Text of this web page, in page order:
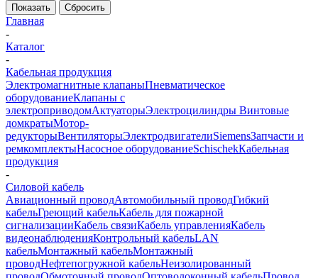
Показать Сбросить
Главная
-
Каталог
-
Кабельная продукция
Электромагнитные клапаныПневматическое
оборудованиеКлапаны с
электроприводомАктуаторыЭлектроцилиндры Винтовые
домкратыМотор-
редукторыВентиляторыЭлектродвигателиSiemensЗапчасти и
ремкомплектыНасосное оборудованиеSchischekКабельная
продукция
-
Силовой кабель
Авиационный проводАвтомобильный проводГибкий
кабельГреющий кабельКабель для пожарной
сигнализацииКабель связиКабель управленияКабель
видеонаблюденияКонтрольный кабельLAN
кабельМонтажный кабельМонтажный
проводНефтепогружной кабельНеизолированный